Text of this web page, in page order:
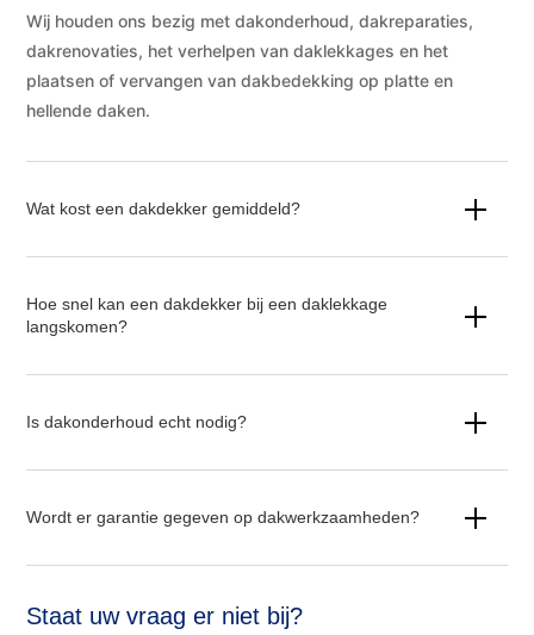
Wij houden ons bezig met dakonderhoud, dakreparaties,
dakrenovaties, het verhelpen van daklekkages en het
plaatsen of vervangen van dakbedekking op platte en
hellende daken.
Wat kost een dakdekker gemiddeld?
Hoe snel kan een dakdekker bij een daklekkage
langskomen?
Is dakonderhoud echt nodig?
Wordt er garantie gegeven op dakwerkzaamheden?
Staat uw vraag er niet bij?